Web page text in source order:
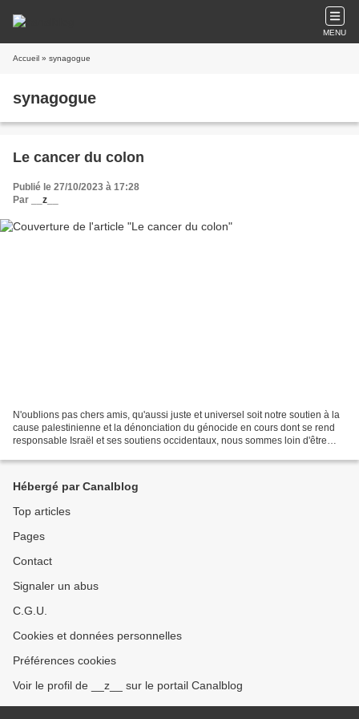
MENU
Accueil » synagogue
synagogue
Le cancer du colon
Publié le 27/10/2023 à 17:28
Par
__z__
N'oublions pas chers amis, qu'aussi juste et universel soit notre soutien à la
cause palestinienne et la dénonciation du génocide en cours dont se rend
responsable Israël et ses soutiens occidentaux, nous sommes loin d'être
Hébergé par Canalblog
Top articles
Pages
Contact
Signaler un abus
C.G.U.
Cookies et données personnelles
Préférences cookies
Voir le profil de __z__ sur le portail Canalblog